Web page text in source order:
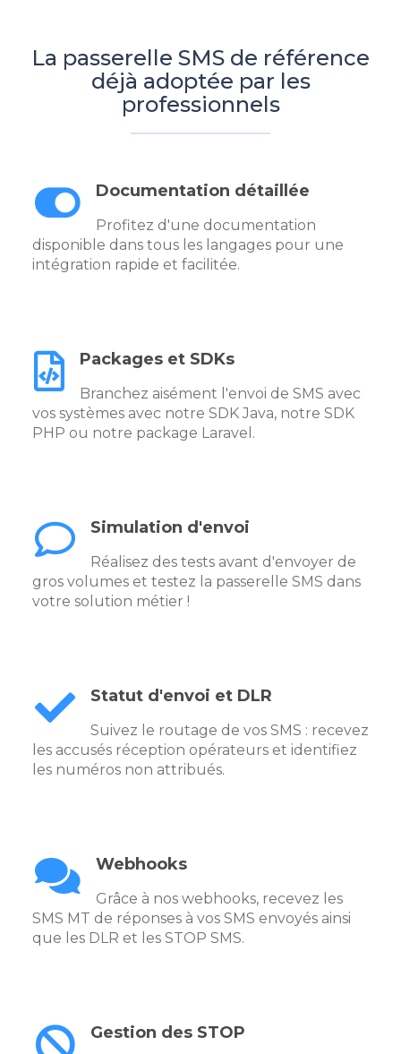
La passerelle SMS de référence
déjà adoptée par les
professionnels
Documentation détaillée
Profitez d'une documentation
disponible dans tous les langages pour une
intégration rapide et facilitée.
Packages et SDKs
Branchez aisément l'envoi de SMS avec
vos systèmes avec notre SDK Java, notre SDK
PHP ou notre package Laravel.
Simulation d'envoi
Réalisez des tests avant d'envoyer de
gros volumes et testez la passerelle SMS dans
votre solution métier !
Statut d'envoi et DLR
Suivez le routage de vos SMS : recevez
les accusés réception opérateurs et identifiez
les numéros non attribués.
Webhooks
Grâce à nos webhooks, recevez les
SMS MT de réponses à vos SMS envoyés ainsi
que les DLR et les STOP SMS.
Gestion des STOP